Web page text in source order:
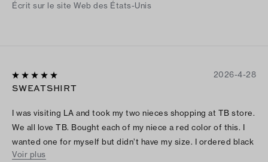
Écrit sur le site Web des États-Unis
2026-4-28
SWEATSHIRT
I was visiting LA and took my two nieces shopping at TB store.
We all love TB. Bought each of my niece a red color of this. I
wanted one for myself but didn’t have my size. I ordered black
online when I returned back home. It’s comfortable and stylish.
Voir plus